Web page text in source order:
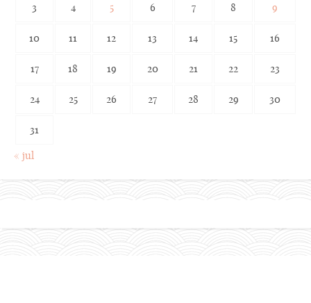
3 4 5 6 7 8 9
10 11 12 13 14 15 16
17 18 19 20 21 22 23
24 25 26 27 28 29 30
31
« jul